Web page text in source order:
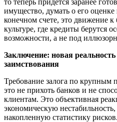
имущество, думать о его
конечном счете, это движение
культуре, где кредиты берутся
возможности, а не под
Заключение: новая реальность
заимствования
Требование залога по крупным
это не прихоть банков и не
клиентам. Это объективная
экономическую
накопленную статистику рисков.